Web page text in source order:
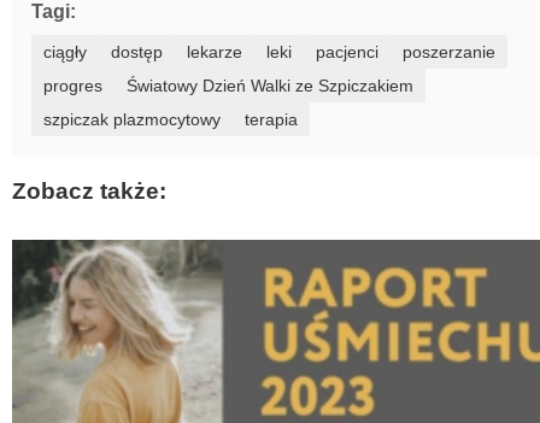
Tagi:
ciągły dostęp lekarze leki pacjenci
poszerzanie
progres
Światowy Dzień Walki ze Szpiczakiem
szpiczak plazmocytowy
terapia
Zobacz także: